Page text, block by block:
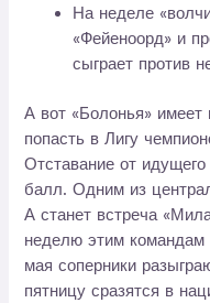
На неделе
«Фейеноорд» и
сыграет против
А вот «Болонья» имеет
попасть в Лигу
Отставание от
балл. Одним из
А станет встреча
неделю этим командам
мая соперники
пятницу сразятся в